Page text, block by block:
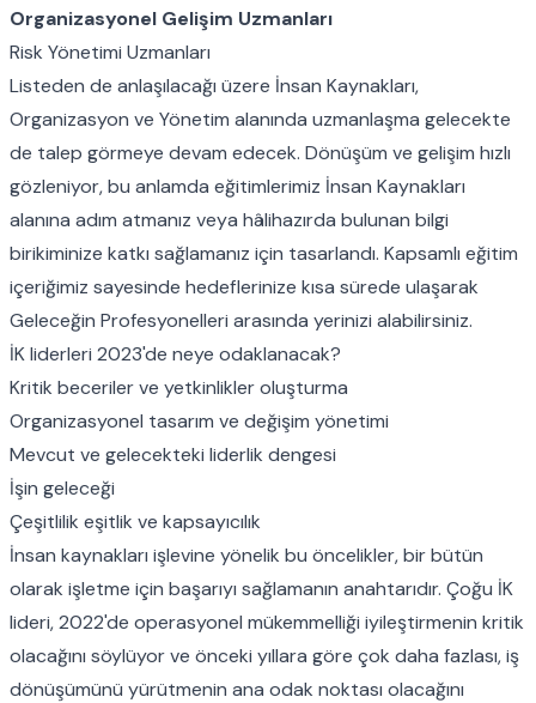
Organizasyonel Gelişim Uzmanları
Risk Yönetimi Uzmanları
Listeden de anlaşılacağı üzere İnsan Kaynakları,
Organizasyon ve Yönetim alanında uzmanlaşma gelecekte
de talep görmeye devam edecek. Dönüşüm ve gelişim hızlı
gözleniyor, bu anlamda eğitimlerimiz İnsan Kaynakları
alanına adım atmanız veya hâlihazırda bulunan bilgi
birikiminize katkı sağlamanız için tasarlandı. Kapsamlı eğitim
içeriğimiz sayesinde hedeflerinize kısa sürede ulaşarak
Geleceğin Profesyonelleri arasında yerinizi alabilirsiniz.
İK liderleri 2023'de neye odaklanacak?
Kritik beceriler ve yetkinlikler oluşturma
Organizasyonel tasarım ve değişim yönetimi
Mevcut ve gelecekteki liderlik dengesi
İşin geleceği
Çeşitlilik eşitlik ve kapsayıcılık
İnsan kaynakları işlevine yönelik bu öncelikler, bir bütün
olarak işletme için başarıyı sağlamanın anahtarıdır. Çoğu İK
lideri, 2022'de operasyonel mükemmelliği iyileştirmenin kritik
olacağını söylüyor ve önceki yıllara göre çok daha fazlası, iş
dönüşümünü yürütmenin ana odak noktası olacağını